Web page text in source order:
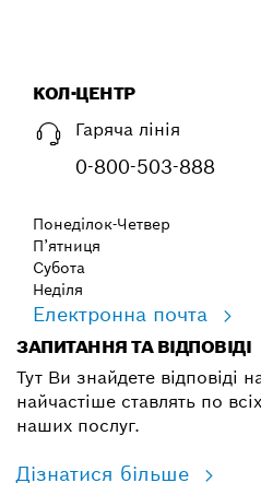
КОЛ-ЦЕНТР
Гаряча лінія
0-800-503-888
Понеділок-Четвер
П’ятниця
Субота
Неділя
Електронна почта
ЗАПИТАННЯ ТА ВІДПОВІДІ
Тут Ви знайдете відповіді
найчастіше ставлять по
наших послуг.
Дізнатися більше